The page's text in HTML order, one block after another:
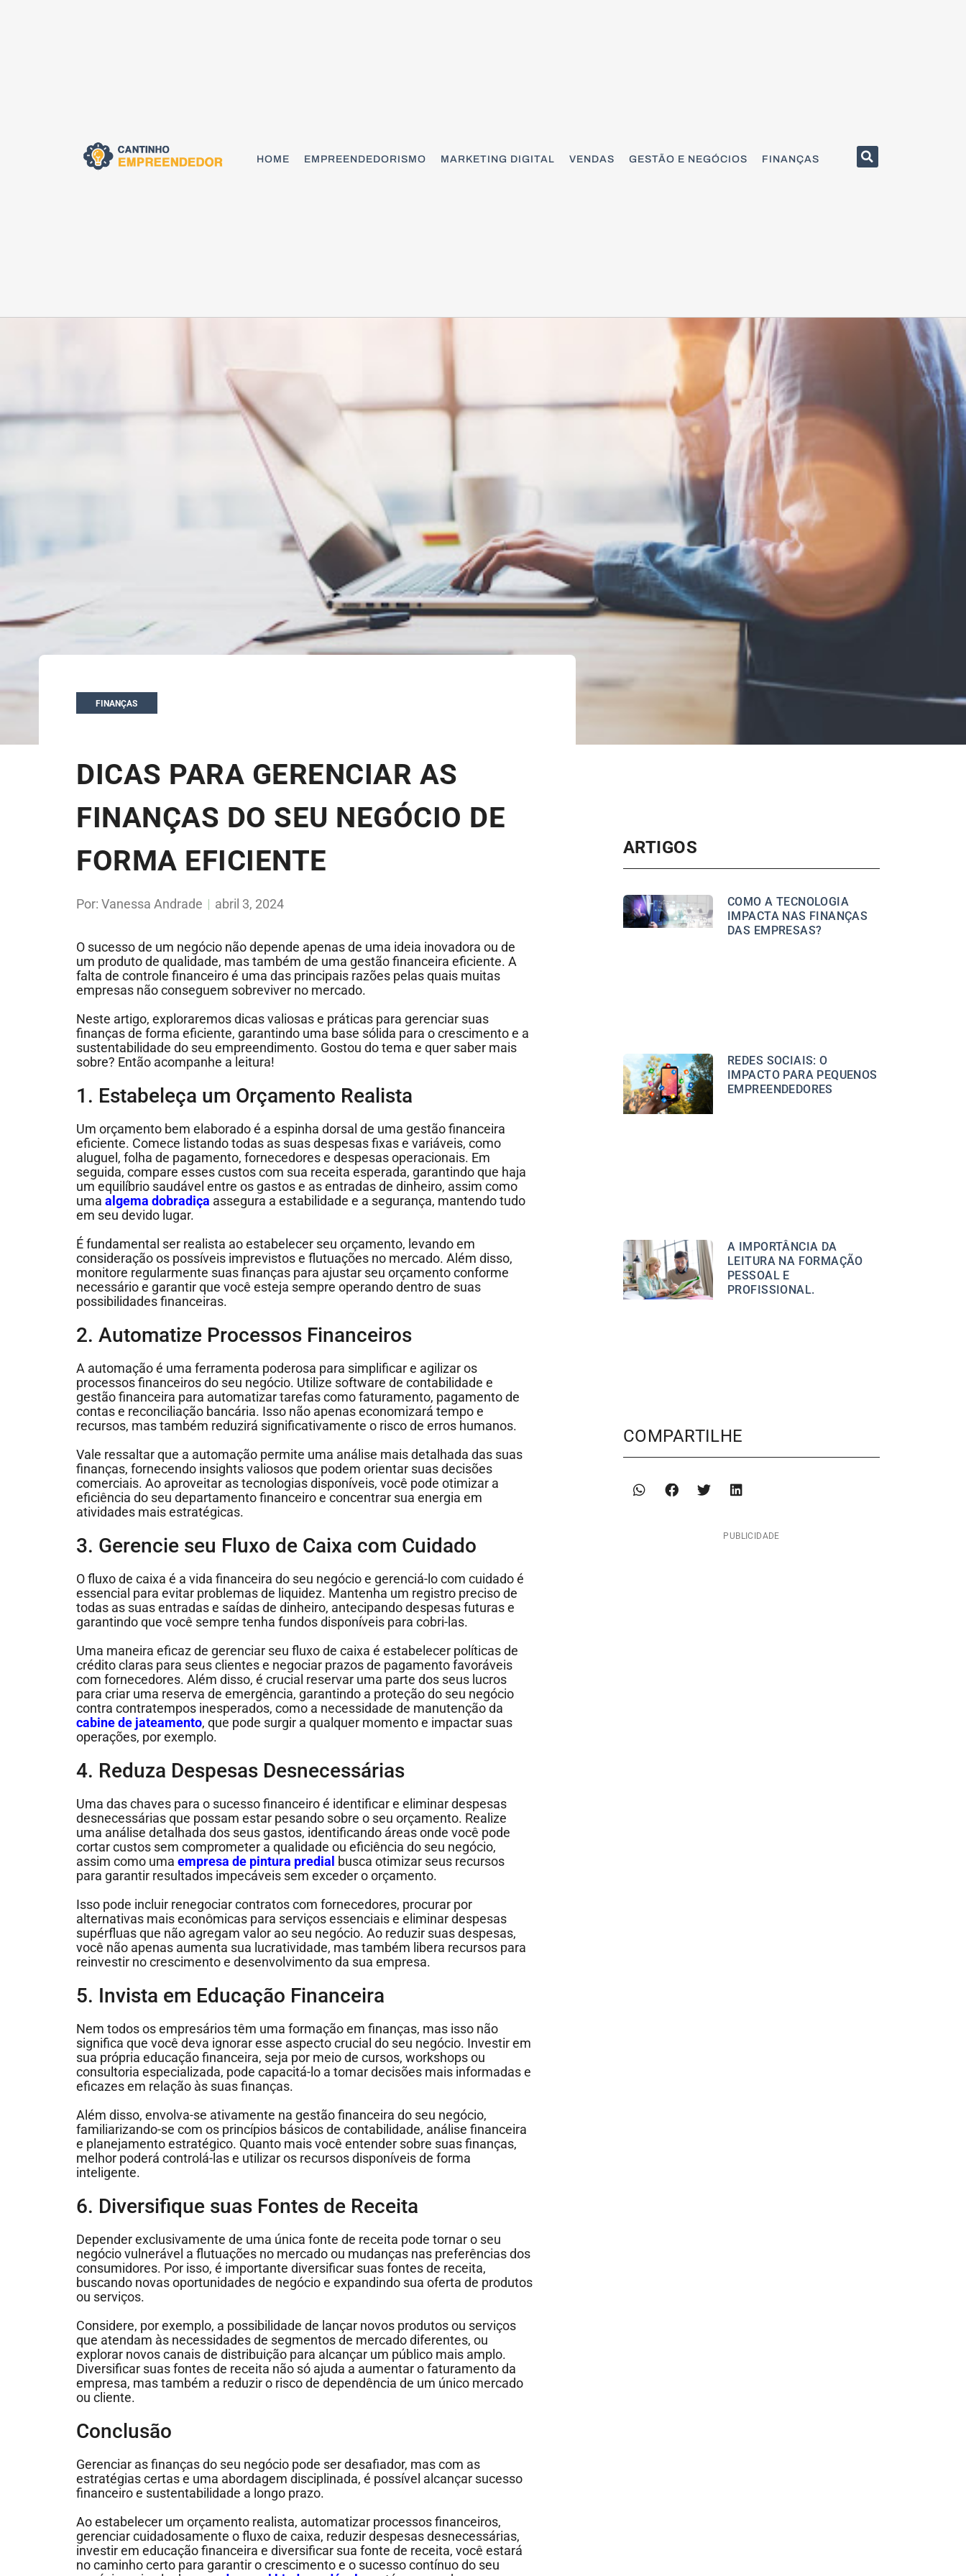
HOME EMPREENDEDORISMO MARKETING DIGITAL VENDAS GESTÃO E NEGÓCIOS FINANÇAS
FINANÇAS
DICAS PARA GERENCIAR AS
FINANÇAS DO SEU NEGÓCIO DE
FORMA EFICIENTE
Por:Vanessa Andrade abril 3, 2024
O sucesso de um negócio não depende apenas de uma ideia inovadora ou de
um produto de qualidade, mas também de uma gestão financeira eficiente. A
falta de controle financeiro é uma das principais razões pelas quais muitas
empresas não conseguem sobreviver no mercado.
Neste artigo, exploraremos dicas valiosas e práticas para gerenciar suas
finanças de forma eficiente, garantindo uma base sólida para o crescimento e a
sustentabilidade do seu empreendimento. Gostou do tema e quer saber mais
sobre? Então acompanhe a leitura!
1. Estabeleça um Orçamento Realista
Um orçamento bem elaborado é a espinha dorsal de uma gestão financeira
eficiente. Comece listando todas as suas despesas fixas e variáveis, como
aluguel, folha de pagamento, fornecedores e despesas operacionais. Em
seguida, compare esses custos com sua receita esperada, garantindo que haja
um equilíbrio saudável entre os gastos e as entradas de dinheiro, assim como
umaalgema dobradiça assegura a estabilidade e a segurança, mantendo tudo
em seu devido lugar.
É fundamental ser realista ao estabelecer seu orçamento, levando em
consideração os possíveis imprevistos e flutuações no mercado. Além disso,
monitore regularmente suas finanças para ajustar seu orçamento conforme
necessário e garantir que você esteja sempre operando dentro de suas
possibilidades financeiras.
2. Automatize Processos Financeiros
A automação é uma ferramenta poderosa para simplificar e agilizar os
processos financeiros do seu negócio. Utilize software de contabilidade e
gestão financeira para automatizar tarefas como faturamento, pagamento de
contas e reconciliação bancária. Isso não apenas economizará tempo e
recursos, mas também reduzirá significativamente o risco de erros humanos.
Vale ressaltar que a automação permite uma análise mais detalhada das suas
finanças, fornecendo insights valiosos que podem orientar suas decisões
comerciais. Ao aproveitar as tecnologias disponíveis, você pode otimizar a
eficiência do seu departamento financeiro e concentrar sua energia em
atividades mais estratégicas.
3. Gerencie seu Fluxo de Caixa com Cuidado
O fluxo de caixa é a vida financeira do seu negócio e gerenciá-lo com cuidado é
essencial para evitar problemas de liquidez. Mantenha um registro preciso de
todas as suas entradas e saídas de dinheiro, antecipando despesas futuras e
garantindo que você sempre tenha fundos disponíveis para cobri-las.
Uma maneira eficaz de gerenciar seu fluxo de caixa é estabelecer políticas de
crédito claras para seus clientes e negociar prazos de pagamento favoráveis ​​
com fornecedores. Além disso, é crucial reservar uma parte dos seus lucros
para criar uma reserva de emergência, garantindo a proteção do seu negócio
contra contratempos inesperados, como a necessidade de manutenção da
cabine de jateamento, que pode surgir a qualquer momento e impactar suas
operações, por exemplo.
4. Reduza Despesas Desnecessárias
Uma das chaves para o sucesso financeiro é identificar e eliminar despesas
desnecessárias que possam estar pesando sobre o seu orçamento. Realize
uma análise detalhada dos seus gastos, identificando áreas onde você pode
cortar custos sem comprometer a qualidade ou eficiência do seu negócio,
assim como umaempresa de pintura predial busca otimizar seus recursos
para garantir resultados impecáveis sem exceder o orçamento.
Isso pode incluir renegociar contratos com fornecedores, procurar por
alternativas mais econômicas para serviços essenciais e eliminar despesas
supérfluas que não agregam valor ao seu negócio. Ao reduzir suas despesas,
você não apenas aumenta sua lucratividade, mas também libera recursos para
reinvestir no crescimento e desenvolvimento da sua empresa.
5. Invista em Educação Financeira
Nem todos os empresários têm uma formação em finanças, mas isso não
significa que você deva ignorar esse aspecto crucial do seu negócio. Investir em
sua própria educação financeira, seja por meio de cursos, workshops ou
consultoria especializada, pode capacitá-lo a tomar decisões mais informadas e
eficazes em relação às suas finanças.
Além disso, envolva-se ativamente na gestão financeira do seu negócio,
familiarizando-se com os princípios básicos de contabilidade, análise financeira
e planejamento estratégico. Quanto mais você entender sobre suas finanças,
melhor poderá controlá-las e utilizar os recursos disponíveis de forma
inteligente.
6. Diversifique suas Fontes de Receita
Depender exclusivamente de uma única fonte de receita pode tornar o seu
negócio vulnerável a flutuações no mercado ou mudanças nas preferências dos
consumidores. Por isso, é importante diversificar suas fontes de receita,
buscando novas oportunidades de negócio e expandindo sua oferta de produtos
ou serviços.
Considere, por exemplo, a possibilidade de lançar novos produtos ou serviços
que atendam às necessidades de segmentos de mercado diferentes, ou
explorar novos canais de distribuição para alcançar um público mais amplo.
Diversificar suas fontes de receita não só ajuda a aumentar o faturamento da
empresa, mas também a reduzir o risco de dependência de um único mercado
ou cliente.
Conclusão
Gerenciar as finanças do seu negócio pode ser desafiador, mas com as
estratégias certas e uma abordagem disciplinada, é possível alcançar sucesso
financeiro e sustentabilidade a longo prazo.
Ao estabelecer um orçamento realista, automatizar processos financeiros,
gerenciar cuidadosamente o fluxo de caixa, reduzir despesas desnecessárias,
investir em educação financeira e diversificar sua fonte de receita, você estará
no caminho certo para garantir o crescimento e o sucesso contínuo do seu
ARTIGOS
COMO A TECNOLOGIA
IMPACTA NAS FINANÇAS
DAS EMPRESAS?
REDES SOCIAIS: O
IMPACTO PARA PEQUENOS
EMPREENDEDORES
A IMPORTÂNCIA DA
LEITURA NA FORMAÇÃO
PESSOAL E
PROFISSIONAL.
COMPARTILHE
PUBLICIDADE